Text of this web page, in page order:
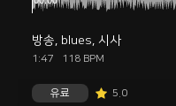
방송, blues, 시사
1:47 118 BPM
유료 5.0